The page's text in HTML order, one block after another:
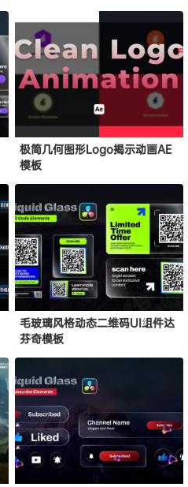
极简几何图形Logo揭示动画AE
模板
毛玻璃风格动态二维码UI组件达
芬奇模板